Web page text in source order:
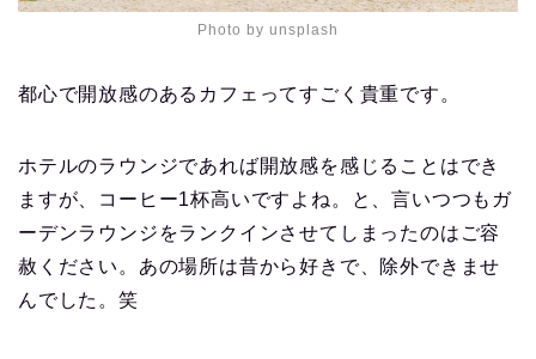
Photo by unsplash
都心で開放感のあるカフェってすごく貴重です。
ホテルのラウンジであれば開放感を感じることはでき
ますが、コーヒー1杯高いですよね。と、言いつつもガ
ーデンラウンジをランクインさせてしまったのはご容
赦ください。あの場所は昔から好きで、除外できませ
んでした。笑